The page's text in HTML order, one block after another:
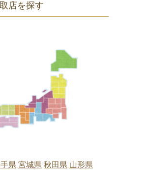
店を探す
県 宮城県 秋田県 山形県